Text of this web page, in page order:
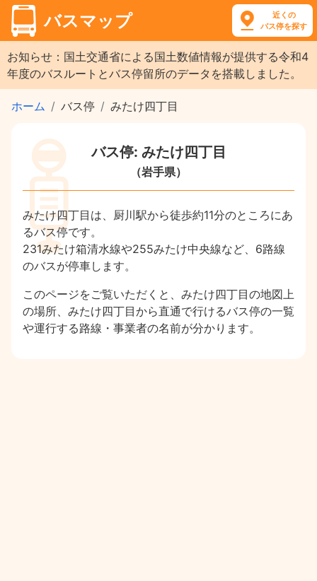
バスマップ
近くの
バス停を探す
お知らせ：国土交通省による国土数値情報が提供する令和4
年度のバスルートとバス停留所のデータを搭載しました。
ホーム バス停 みたけ四丁目
バス停: みたけ四丁目
（岩手県）
みたけ四丁目は、厨川駅から徒歩約11分のところにあ
るバス停です。
231みたけ箱清水線や255みたけ中央線など、6路線
のバスが停車します。
このページをご覧いただくと、みたけ四丁目の地図上
の場所、みたけ四丁目から直通で行けるバス停の一覧
や運行する路線・事業者の名前が分かります。